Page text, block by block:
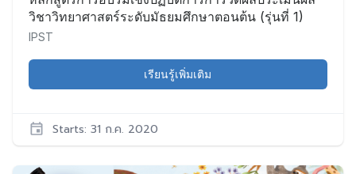
วิชาวิทยาศาสตร์ระดับมัธยมศึกษาตอนต้น (รุ่นที่ 1)
IPST
เรียนรู้เพิ่มเติม
Starts: 31 ก.ค. 2020
IPST